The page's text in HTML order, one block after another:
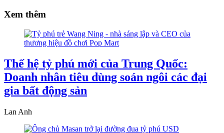
Xem thêm
Thế hệ tỷ phú mới của Trung Quốc:
Doanh nhân tiêu dùng soán ngôi các đại
gia bất động sản
Lan Anh